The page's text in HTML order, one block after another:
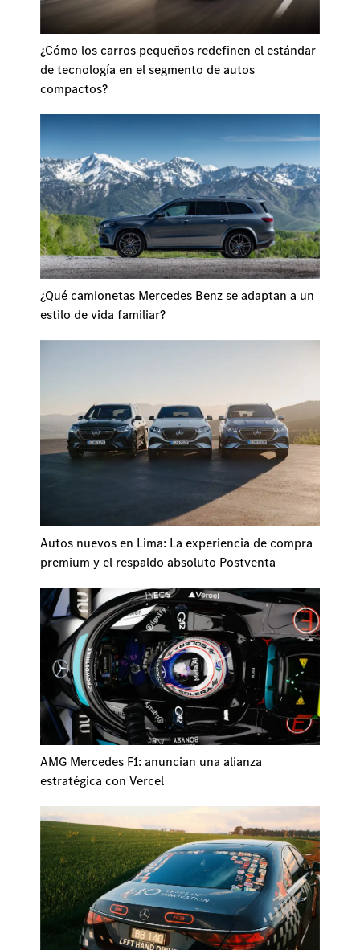
¿Cómo los carros pequeños redefinen el estándar
de tecnología en el segmento de autos
compactos?
¿Qué camionetas Mercedes Benz se adaptan a un
estilo de vida familiar?
Autos nuevos en Lima: La experiencia de compra
premium y el respaldo absoluto Postventa
AMG Mercedes F1: anuncian una alianza
estratégica con Vercel